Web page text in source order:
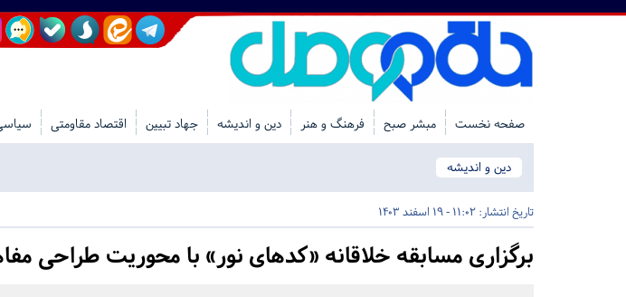
صفحه نخست مبشر صبح فرهنگ و هنر دین و اندیشه جهاد تبیین اقتصاد مقاومتی
دین و اندیشه
تاریخ انتشار: 11:02 - 19 اسفند 1403
برگزاری مسابقه خلاقانه «کدهای نور» با محوریت طراحی